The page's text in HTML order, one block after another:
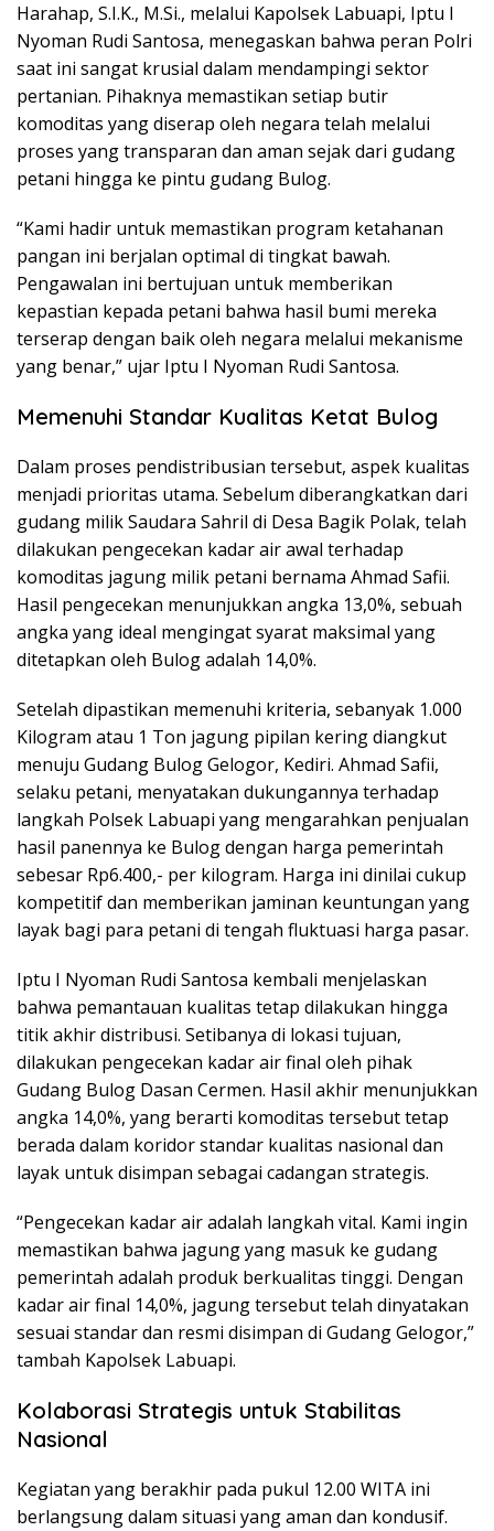
Harahap, S.I.K., M.Si., melalui Kapolsek Labuapi, Iptu I
Nyoman Rudi Santosa, menegaskan bahwa peran Polri
saat ini sangat krusial dalam mendampingi sektor
pertanian. Pihaknya memastikan setiap butir
komoditas yang diserap oleh negara telah melalui
proses yang transparan dan aman sejak dari gudang
petani hingga ke pintu gudang Bulog.
“Kami hadir untuk memastikan program ketahanan
pangan ini berjalan optimal di tingkat bawah.
Pengawalan ini bertujuan untuk memberikan
kepastian kepada petani bahwa hasil bumi mereka
terserap dengan baik oleh negara melalui mekanisme
yang benar,” ujar Iptu I Nyoman Rudi Santosa.
Memenuhi Standar Kualitas Ketat Bulog
Dalam proses pendistribusian tersebut, aspek kualitas
menjadi prioritas utama. Sebelum diberangkatkan dari
gudang milik Saudara Sahril di Desa Bagik Polak, telah
dilakukan pengecekan kadar air awal terhadap
komoditas jagung milik petani bernama Ahmad Safii.
Hasil pengecekan menunjukkan angka 13,0%, sebuah
angka yang ideal mengingat syarat maksimal yang
ditetapkan oleh Bulog adalah 14,0%.
Setelah dipastikan memenuhi kriteria, sebanyak 1.000
Kilogram atau 1 Ton jagung pipilan kering diangkut
menuju Gudang Bulog Gelogor, Kediri. Ahmad Safii,
selaku petani, menyatakan dukungannya terhadap
langkah Polsek Labuapi yang mengarahkan penjualan
hasil panennya ke Bulog dengan harga pemerintah
sebesar Rp6.400,- per kilogram. Harga ini dinilai cukup
kompetitif dan memberikan jaminan keuntungan yang
layak bagi para petani di tengah fluktuasi harga pasar.
Iptu I Nyoman Rudi Santosa kembali menjelaskan
bahwa pemantauan kualitas tetap dilakukan hingga
titik akhir distribusi. Setibanya di lokasi tujuan,
dilakukan pengecekan kadar air final oleh pihak
Gudang Bulog Dasan Cermen. Hasil akhir menunjukkan
angka 14,0%, yang berarti komoditas tersebut tetap
berada dalam koridor standar kualitas nasional dan
layak untuk disimpan sebagai cadangan strategis.
“Pengecekan kadar air adalah langkah vital. Kami ingin
memastikan bahwa jagung yang masuk ke gudang
pemerintah adalah produk berkualitas tinggi. Dengan
kadar air final 14,0%, jagung tersebut telah dinyatakan
sesuai standar dan resmi disimpan di Gudang Gelogor,”
tambah Kapolsek Labuapi.
Kolaborasi Strategis untuk Stabilitas
Nasional
Kegiatan yang berakhir pada pukul 12.00 WITA ini
berlangsung dalam situasi yang aman dan kondusif.